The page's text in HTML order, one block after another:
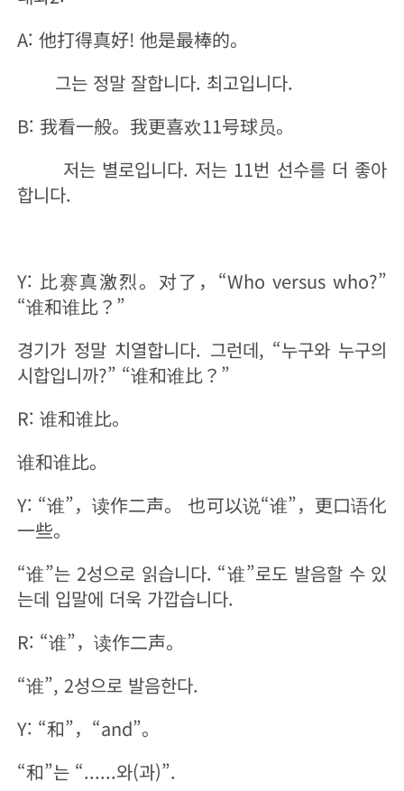
A: 他打得真好! 他是最棒的。
그는 정말 잘합니다. 최고입니다.
B: 我看一般。我更喜欢11号球员。
저는 별로입니다. 저는 11번 선수를 더 좋아
합니다.
Y: 比赛真激烈。对了，“Who versus who?”
“谁和谁比？”
경기가 정말 치열합니다. 그런데, “누구와 누구의
시합입니까?” “谁和谁比？”
R: 谁和谁比。
谁和谁比。
Y: “谁”，读作二声。 也可以说“谁”，更口语化
一些。
“谁”는 2성으로 읽습니다. “谁”로도 발음할 수 있
는데 입말에 더욱 가깝습니다.
R: “谁”，读作二声。
“谁”, 2성으로 발음한다.
Y: “和”，“and”。
“和”는 “......와(과)”.